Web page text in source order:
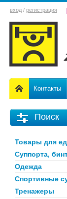
вход / регистрация
Контакты
Поиск
Товары для
Суппорта,
Одежда
Спортивные
Тренажеры